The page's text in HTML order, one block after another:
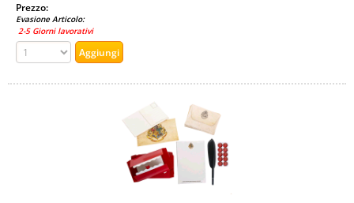
Prezzo:
Evasione Articolo:
2-5 Giorni lavorativi